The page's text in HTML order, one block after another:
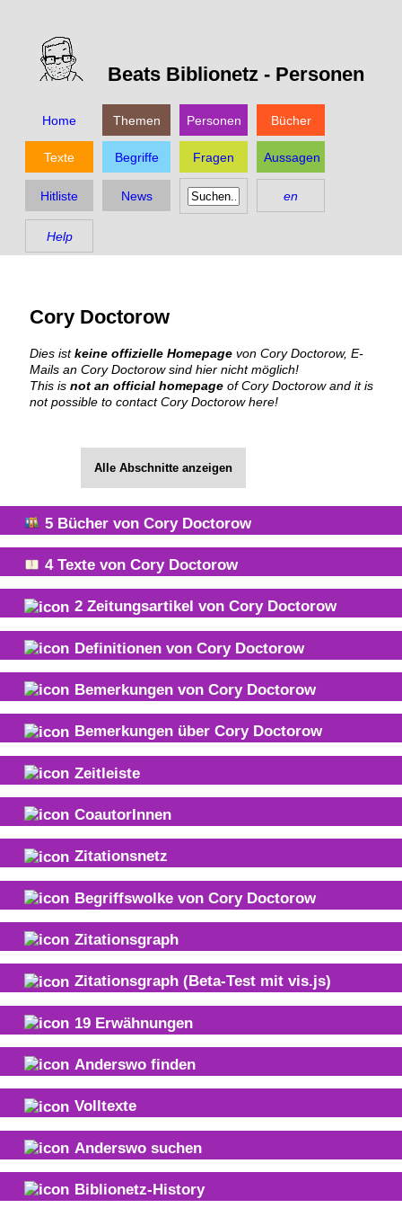
Beats Biblionetz - Personen
Home Themen Personen Bücher
Texte Begriffe Fragen Aussagen
Hitliste News en
Help
Cory Doctorow
Dies istkeine offizielle Homepage von Cory Doctorow, E-
Mails an Cory Doctorow sind hier nicht möglich!
This is not an official homepage of Cory Doctorow and it is
not possible to contact Cory Doctorow here!
Alle Abschnitte anzeigen
5 Bücher von Cory Doctorow
4Texte von Cory Doctorow
2 Zeitungsartikel von Cory Doctorow
Definitionen von Cory Doctorow
Bemerkungen von Cory Doctorow
Bemerkungen über Cory Doctorow
Zeitleiste
CoautorInnen
Zitationsnetz
Begriffswolke von Cory Doctorow
Zitationsgraph
Zitationsgraph (Beta-Test mit vis.js)
19 Erwähnungen
Anderswo finden
Volltexte
Anderswo suchen
Biblionetz-History